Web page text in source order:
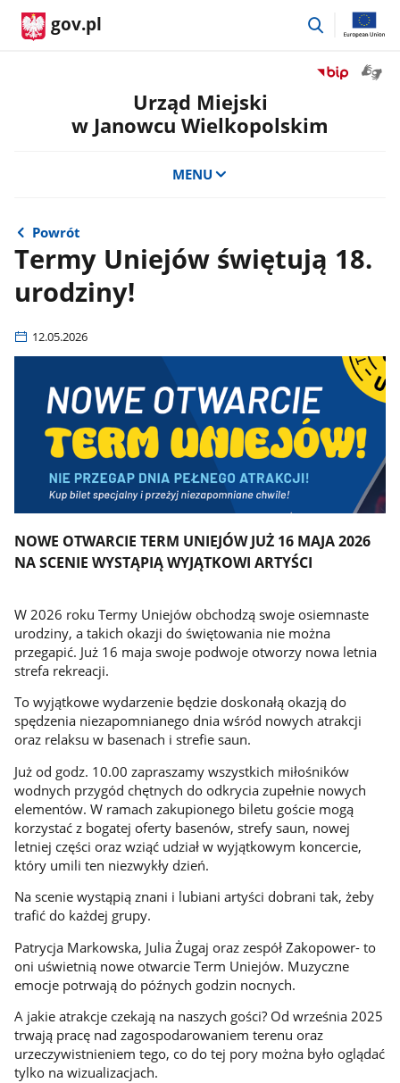
gov.pl
przejdź
Przejdź
Biuletyn
Urząd Miejski
w Janowcu Wielkopolskim
MENU
Powrót
Termy Uniejów świętują 18.
urodziny!
12.05.2026
NOWE OTWARCIE TERM UNIEJÓW JUŻ 16 MAJA 2026
NA SCENIE WYSTĄPIĄ WYJĄTKOWI ARTYŚCI
W 2026 roku Termy Uniejów obchodzą swoje osiemnaste
urodziny, a takich okazji do świętowania nie można
przegapić. Już 16 maja swoje podwoje otworzy nowa letnia
strefa rekreacji.
To wyjątkowe wydarzenie będzie doskonałą okazją do
spędzenia niezapomnianego dnia wśród nowych atrakcji
oraz relaksu w basenach i strefie saun.
Już od godz. 10.00 zapraszamy wszystkich miłośników
wodnych przygód chętnych do odkrycia zupełnie nowych
elementów. W ramach zakupionego biletu goście mogą
korzystać z bogatej oferty basenów, strefy saun, nowej
letniej części oraz wziąć udział w wyjątkowym koncercie,
który umili ten niezwykły dzień.
Na scenie wystąpią znani i lubiani artyści dobrani tak, żeby
trafić do każdej grupy.
Patrycja Markowska, Julia Żugaj oraz zespół Zakopower- to
oni uświetnią nowe otwarcie Term Uniejów. Muzyczne
emocje potrwają do późnych godzin nocnych.
A jakie atrakcje czekają na naszych gości? Od września 2025
trwają pracę nad zagospodarowaniem terenu oraz
urzeczywistnieniem tego, co do tej pory można było oglądać
tylko na wizualizacjach.